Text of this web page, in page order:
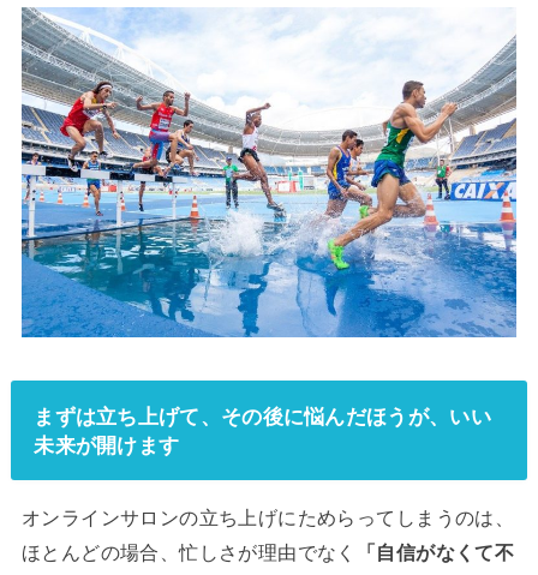
まずは立ち上げて、その後に悩んだほうが、いい
未来が開けます
オンラインサロンの立ち上げにためらってしまうのは、
ほとんどの場合、忙しさが理由でなく
「自信がなくて不